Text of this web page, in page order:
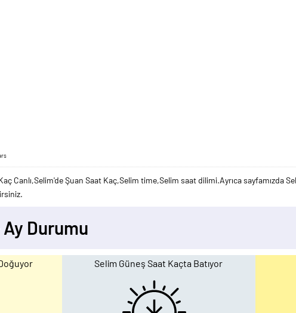
Canlı,Selim'de Şuan Saat Kaç,Selim time,Selim saat dilimi.Ayrıca sayfamızda
Durumu
Selim Güneş Saat Kaçta Batıyor